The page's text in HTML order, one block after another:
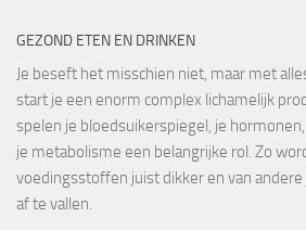
GEZOND ETEN EN DRINKEN
Je beseft het misschien niet, maar met
start je een enorm complex lichamelijk
spelen je bloedsuikerspiegel, je
je metabolisme een belangrijke rol. Zo
voedingsstoffen juist dikker en van
af te vallen.